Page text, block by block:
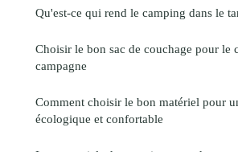
Qu'est-ce qui rend le camping dans le
Choisir le bon sac de couchage pour le
campagne
Comment choisir le bon matériel pour
écologique et confortable